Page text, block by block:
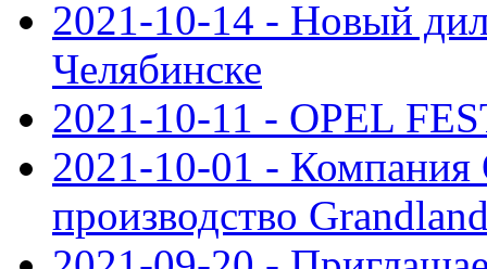
2021-10-14 - Новый
Челябинске
2021-10-11 - OPEL
2021-10-01 - Компания
производство